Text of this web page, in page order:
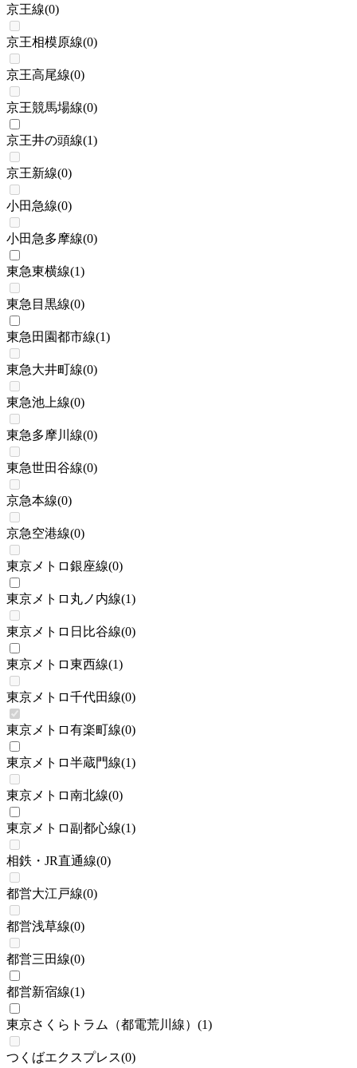
京王線(0)
京王相模原線(0)
京王高尾線(0)
京王競馬場線(0)
京王井の頭線(1)
京王新線(0)
小田急線(0)
小田急多摩線(0)
東急東横線(1)
東急目黒線(0)
東急田園都市線(1)
東急大井町線(0)
東急池上線(0)
東急多摩川線(0)
東急世田谷線(0)
京急本線(0)
京急空港線(0)
東京メトロ銀座線(0)
東京メトロ丸ノ内線(1)
東京メトロ日比谷線(0)
東京メトロ東西線(1)
東京メトロ千代田線(0)
東京メトロ有楽町線(0)
東京メトロ半蔵門線(1)
東京メトロ南北線(0)
東京メトロ副都心線(1)
相鉄・JR直通線(0)
都営大江戸線(0)
都営浅草線(0)
都営三田線(0)
都営新宿線(1)
東京さくらトラム（都電荒川線） (1)
つくばエクスプレス(0)